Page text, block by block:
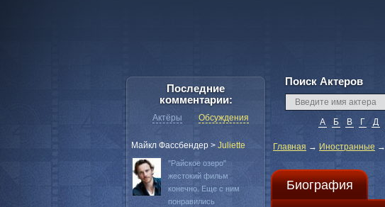
Поиск Актеров
А Б В Г Д
Главная → Иностранные →
Биография
Последние
комментарии:
Актёры Обсуждения
Майкл Фассбендер > Juliette
"Райское озеро"
жестокий фильм
конечно. Еще с ним
понравились